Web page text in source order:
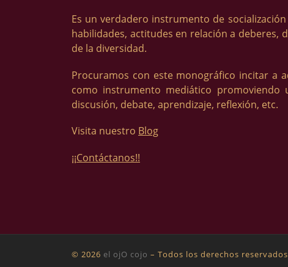
Es un verdadero instrumento de
habilidades, actitudes en relación a deberes,
de la diversidad.
Procuramos con este monográfico incitar a
como instrumento mediático
discusión, debate, aprendizaje, reflexión, etc.
Visita nuestro Blog
¡¡Contáctanos!!
© 2026 el ojO cojo – Todos los derechos reservados